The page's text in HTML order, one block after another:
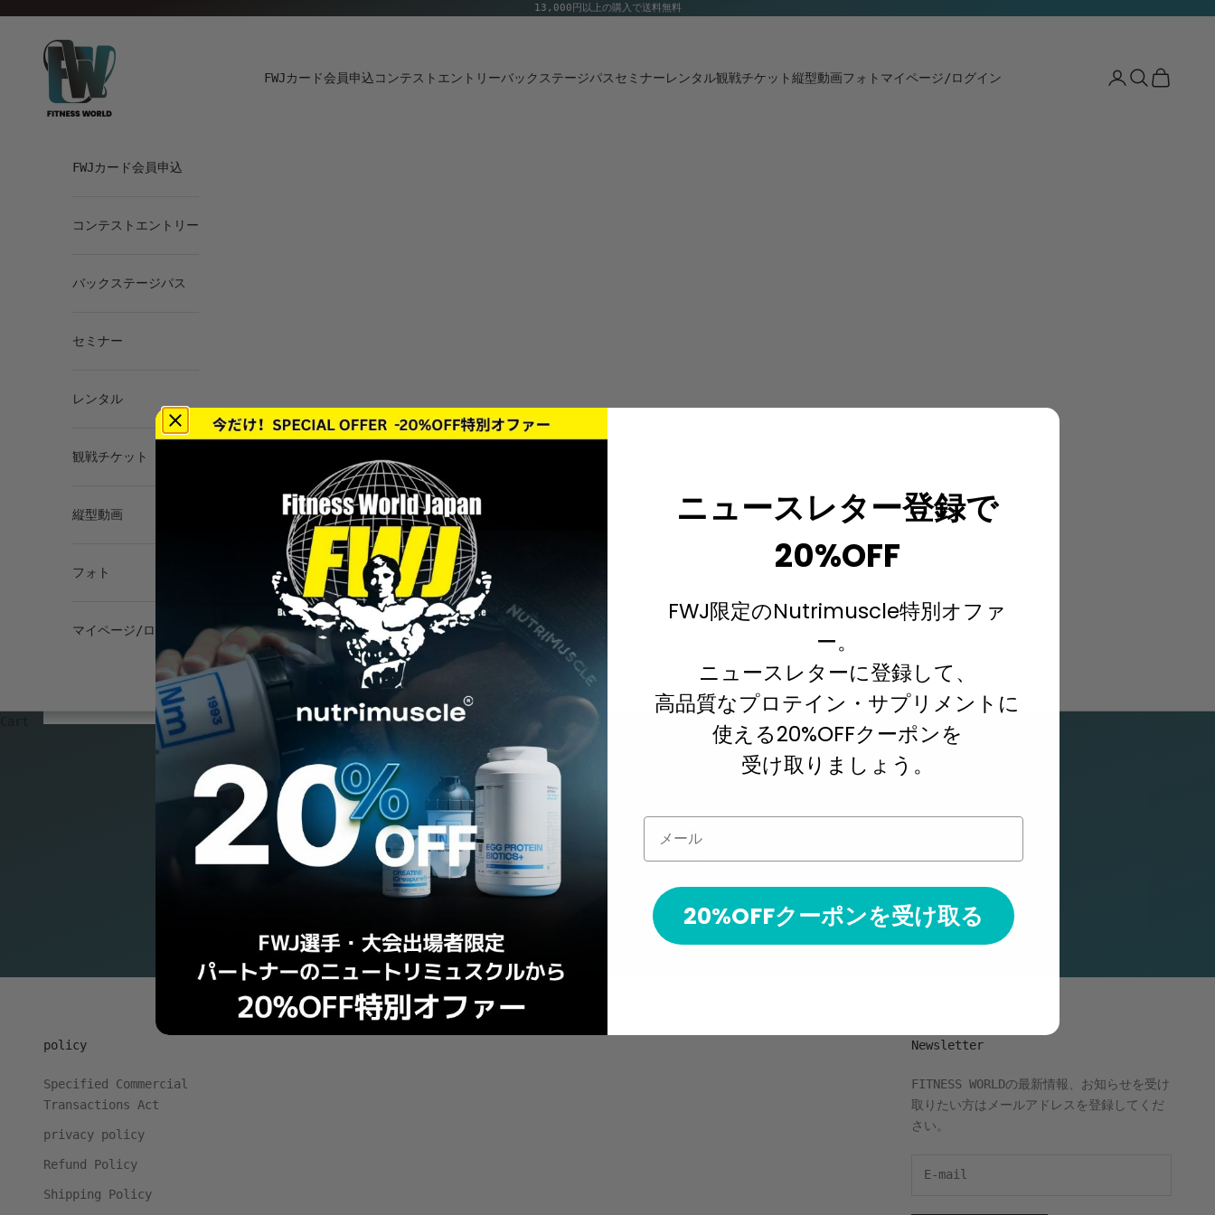
13,000円以上の購入で送料無料
Fitness World
FWJカード会員申込コンテストエントリーバックステージパス セミナーレンタル観戦チケット縦型動画フォト マイページ/ログイン Search
Cart
FWJカード会員申込
コンテストエントリー
バックステージパス
セミナー
レンタル
観戦チケット
縦型動画
フォト
マイページ/ログイン
音楽データ アップロード
音楽データをアップロードするにはログインが必要です。
policy
Specified Commercial
Transactions Act
privacy policy
Refund Policy
Shipping Policy
Newsletter
FITNESS WORLDの最新情報、お知らせを受け
取りたい方はメールアドレスを登録してくだ
さい。
ニュースレター登録で
20%OFF
FWJ限定のNutrimuscle特別オファ
ー。
ニュースレターに登録して、
高品質なプロテイン・サプリメントに
使える20%OFFクーポンを
受け取りましょう。
メール
20%OFFクーポンを受け取る